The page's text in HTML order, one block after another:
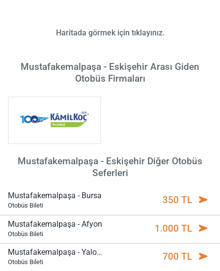
Haritada görmek için tıklayınız.
Mustafakemalpaşa - Eskişehir Arası Giden
Otobüs Firmaları
Mustafakemalpaşa - Eskişehir Diğer Otobüs
Seferleri
Mustafakemalpaşa - Bursa
Otobüs Bileti 350 TL
Mustafakemalpaşa - Afyon
Otobüs Bileti 1.000 TL
Mustafakemalpaşa - Yalova
Otobüs Bileti 700 TL